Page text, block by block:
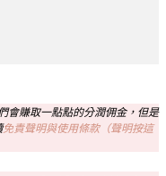
會賺取一點點的分潤佣金，但是
免責聲明與使用條款（聲明按這